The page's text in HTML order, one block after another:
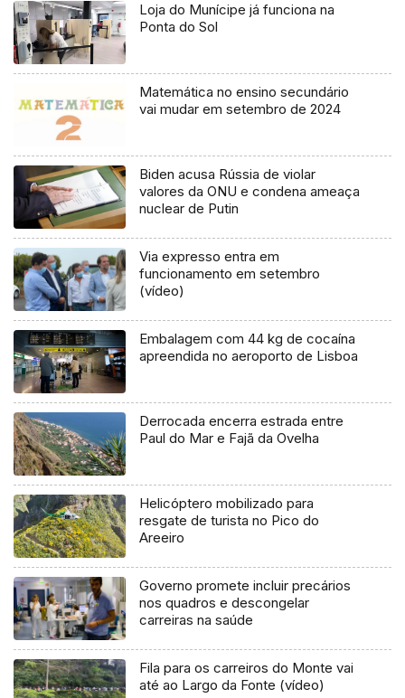
Loja do Munícipe já funciona na
Ponta do Sol
Matemática no ensino secundário
vai mudar em setembro de 2024
Biden acusa Rússia de violar
valores da ONU e condena ameaça
nuclear de Putin
Via expresso entra em
funcionamento em setembro
(vídeo)
Embalagem com 44 kg de cocaína
apreendida no aeroporto de Lisboa
Derrocada encerra estrada entre
Paul do Mar e Fajã da Ovelha
Helicóptero mobilizado para
resgate de turista no Pico do
Areeiro
Governo promete incluir precários
nos quadros e descongelar
carreiras na saúde
Fila para os carreiros do Monte vai
até ao Largo da Fonte (vídeo)